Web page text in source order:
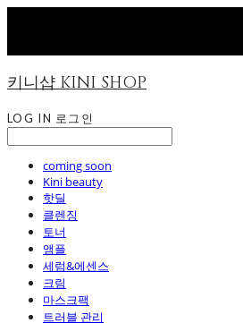
키니샵 KINI SHOP
LOG IN 로그인
coming soon
Kini beauty
핫딜
클렌징
토너
앰플
세럼&에센스
크림
마스크팩
트러블 관리